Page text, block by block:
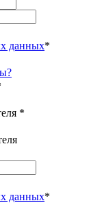
данных*
*
данных*